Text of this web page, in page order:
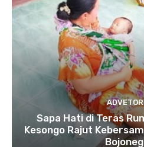
Sapa Hati di Teras
Kesongo Rajut